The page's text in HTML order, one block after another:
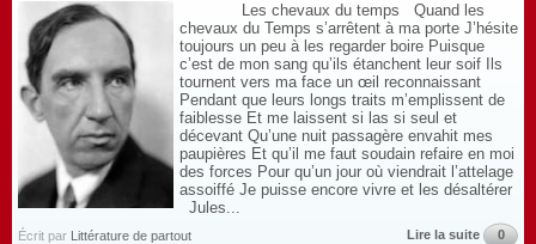
Les chevaux du temps Quand les
chevaux du Temps s’arrêtent à ma porte J’hésite
toujours un peu à les regarder boire Puisque
c’est de mon sang qu’ils étanchent leur soif Ils
tournent vers ma face un œil reconnaissant
Pendant que leurs longs traits m’emplissent de
faiblesse Et me laissent si las si seul et
décevant Qu’une nuit passagère envahit mes
paupières Et qu’il me faut soudain refaire en moi
des forces Pour qu’un jour où viendrait l’attelage
assoiffé Je puisse encore vivre et les désaltérer
Jules...
Écrit par Littérature de partout Lire la suite 0